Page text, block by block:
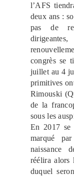
l’AFS
deux ans :
pas de
congrès se
juillet au 4
primitives
Rimouski
de la
sous les
En 2017 se
marqué
naissance
réélira alors
duquel